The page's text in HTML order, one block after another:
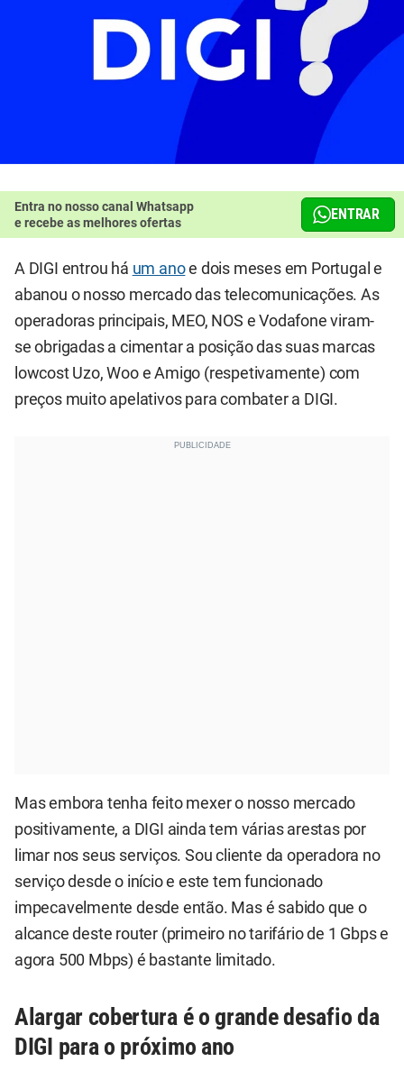
Entra no nosso canal Whatsapp
e recebe as melhores ofertas
ENTRAR
A DIGI entrou há um anoe dois meses em Portugal e
abanou o nosso mercado das telecomunicações. As
operadoras principais, MEO, NOS e Vodafone viram-
se obrigadas a cimentar a posição das suas marcas
lowcost Uzo, Woo e Amigo (respetivamente) com
preços muito apelativos para combater a DIGI.
Mas embora tenha feito mexer o nosso mercado
positivamente, a DIGI ainda tem várias arestas por
limar nos seus serviços. Sou cliente da operadora no
serviço desde o início e este tem funcionado
impecavelmente desde então. Mas é sabido que o
alcance deste router (primeiro no tarifário de 1 Gbps e
agora 500 Mbps) é bastante limitado.
Alargar cobertura é o grande desafio da
DIGI para o próximo ano